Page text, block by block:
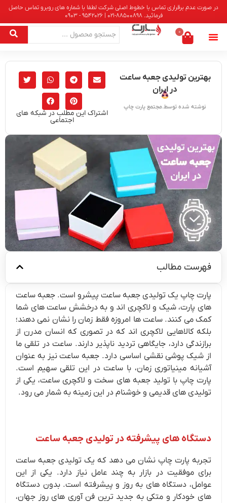
در صورت عدم برقراری تماس با خطوط اصلی شرکت لطفا با شماره های روبرو تماس حاصل
فرمائید. 88500898-021 | 9542026 - 0903
0
بهترین تولیدی جعبه ساعت
در ایران
نوشته شده توسط.مجتمع پارت چاپ
اشتراک این مطلب در شبکه های
اجتماعی
فهرست مطالب
پارت چاپ یک تولیدی جعبه ساعت پیشرو است. جعبه ساعت
های پارت، شیک و لاکچری اند و به درخشش ساعت های شما
کمک می کنند. ساعت ها امروزه فقط زمان را نشان نمی دهند؛
بلکه کالاهایی لاکچری اند که در تصوری که انسان مدرن از
برازندگی دارد، جایگاهی تردید ناپذیر دارند. ساعت در تلقی ما
از شیک پوشی نقشی اساسی دارد. جعبه ساعت نیز به عنوان
آشیانه مینیاتوری زمان، با ساعت در این تلقی سهیم است.
پارت چاپ با تولید جعبه های سخت و لاکچری ساعت، یکی از
تولیدی های قدیمی و خوشنام در این زمینه به شمار می رود.
دستگاه های پیشرفته در تولیدی جعبه ساعت
تجربه پارت چاپ نشان می دهد که یک تولیدی جعبه ساعت
برای موفقیت در بازار به چند عامل نیاز دارد. یکی از این
عوامل، دستگاه های به روز و پیشرفته است. بدون دستگاه
های خودکار و متکی به جدید ترین فن آوری های روز جهان،